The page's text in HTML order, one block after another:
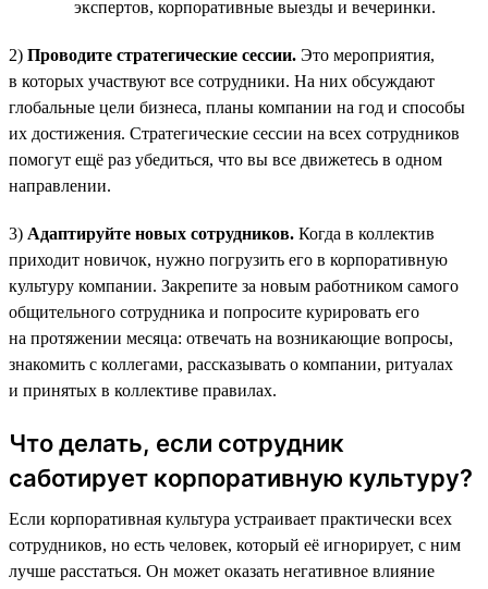
экспертов, корпоративные выезды и вечеринки.
2) Проводите стратегические сессии. Это мероприятия,
в которых участвуют все сотрудники. На них обсуждают
глобальные цели бизнеса, планы компании на год и способы
их достижения. Стратегические сессии на всех сотрудников
помогут ещё раз убедиться, что вы все движетесь в одном
направлении.
3) Адаптируйте новых сотрудников. Когда в коллектив
приходит новичок, нужно погрузить его в корпоративную
культуру компании. Закрепите за новым работником самого
общительного сотрудника и попросите курировать его
на протяжении месяца: отвечать на возникающие вопросы,
знакомить с коллегами, рассказывать о компании, ритуалах
и принятых в коллективе правилах.
Что делать, если сотрудник
саботирует корпоративную культуру?
Если корпоративная культура устраивает практически всех
сотрудников, но есть человек, который её игнорирует, с ним
лучше расстаться. Он может оказать негативное влияние